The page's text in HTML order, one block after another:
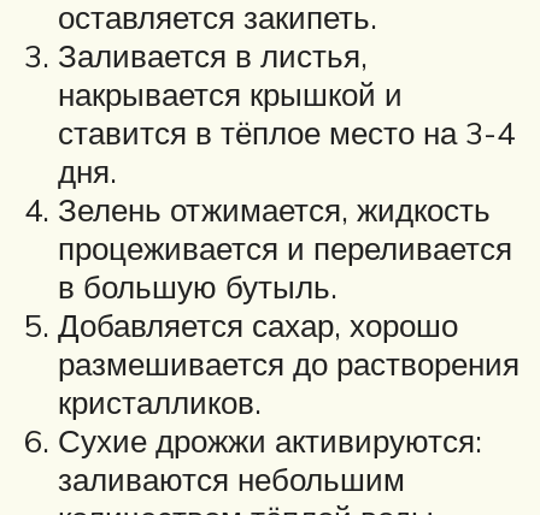
оставляется закипеть.
Заливается в листья,
накрывается крышкой и
ставится в тёплое место на 3-4
дня.
Зелень отжимается, жидкость
процеживается и переливается
в большую бутыль.
Добавляется сахар, хорошо
размешивается до растворения
кристалликов.
Сухие дрожжи активируются:
заливаются небольшим